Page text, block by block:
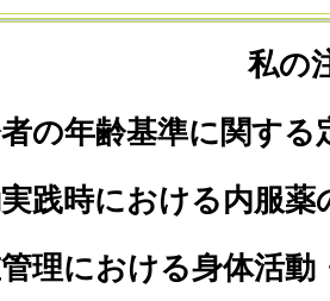
私の
の年齢基準に関する
践時における内服薬
理における身体活動